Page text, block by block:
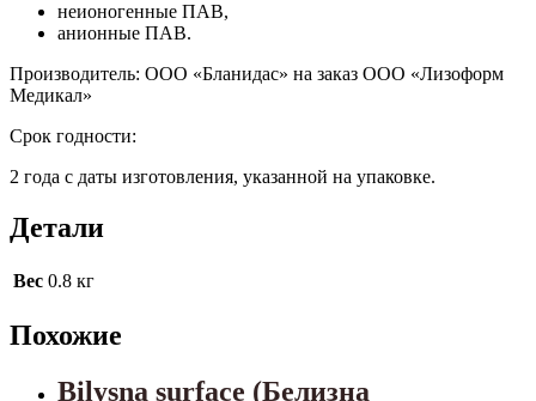
неионогенные ПАВ,
анионные ПАВ.
Производитель: ООО «Бланидас» на заказ ООО «Лизоформ
Медикал»
Срок годности:
2 года с даты изготовления, указанной на упаковке.
Детали
Вес 0.8 кг
Похожие
Bilysna surface (Белизна